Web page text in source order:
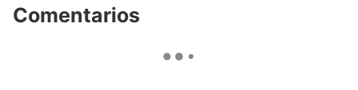
Comentarios